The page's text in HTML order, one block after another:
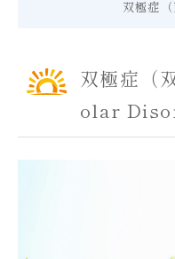
双極症（
双極症（
olar